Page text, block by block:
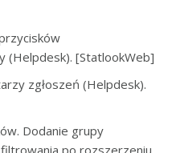
(Helpdesk). [StatlookWeb]
zgłoszeń (Helpdesk).
Dodanie grupy
po rozszerzeniu